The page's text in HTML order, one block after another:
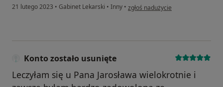
21 lutego 2023 • Gabinet Lekarski • Inny • w opinii użytkownika Estera
zgłoś nadużycie
Konto zostało usunięte
Leczyłam się u Pana Jarosława wielokrotnie i